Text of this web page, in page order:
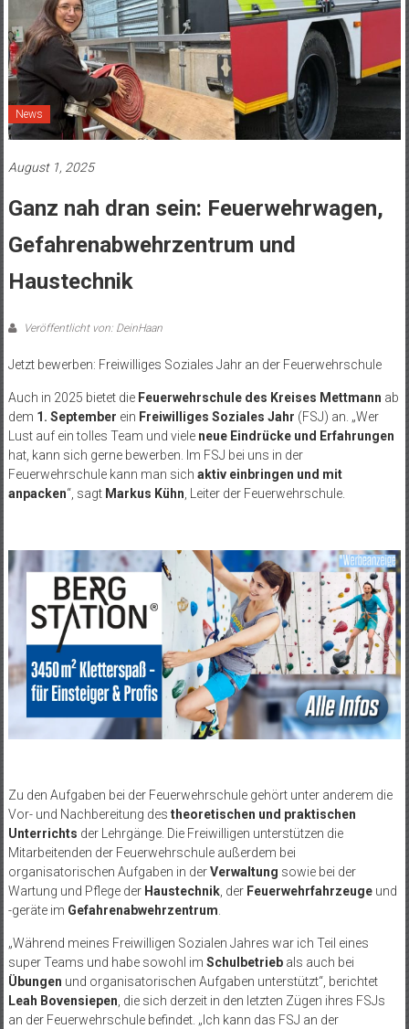
News
August 1, 2025
Ganz nah dran sein: Feuerwehrwagen,
Gefahrenabwehrzentrum und
Haustechnik
Veröffentlicht von: DeinHaan
Jetzt bewerben: Freiwilliges Soziales Jahr an der Feuerwehrschule
Auch in 2025 bietet die Feuerwehrschule des Kreises Mettmann ab
dem 1. September ein Freiwilliges Soziales Jahr (FSJ) an. „Wer
Lust auf ein tolles Team und viele neue Eindrücke und Erfahrungen
hat, kann sich gerne bewerben. Im FSJ bei uns in der
Feuerwehrschule kann man sich aktiv einbringen und mit
anpacken“, sagt Markus Kühn , Leiter der Feuerwehrschule.
Zu den Aufgaben bei der Feuerwehrschule gehört unter anderem die
Vor- und Nachbereitung des theoretischen und praktischen
Unterrichts der Lehrgänge. Die Freiwilligen unterstützen die
Mitarbeitenden der Feuerwehrschule außerdem bei
organisatorischen Aufgaben in derVerwaltung sowie bei der
Wartung und Pflege der Haustechnik, der Feuerwehrfahrzeugeund
-geräte im Gefahrenabwehrzentrum.
„Während meines Freiwilligen Sozialen Jahres war ich Teil eines
super Teams und habe sowohl im Schulbetriebals auch bei
Übungen und organisatorischen Aufgaben unterstützt“, berichtet
Leah Bovensiepen, die sich derzeit in den letzten Zügen ihres FSJs
an der Feuerwehrschule befindet. „Ich kann das FSJ an der